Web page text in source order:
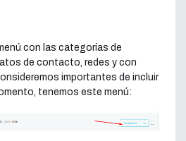
con las categorías de
de contacto, redes y con
importantes de incluir
tenemos este menú: